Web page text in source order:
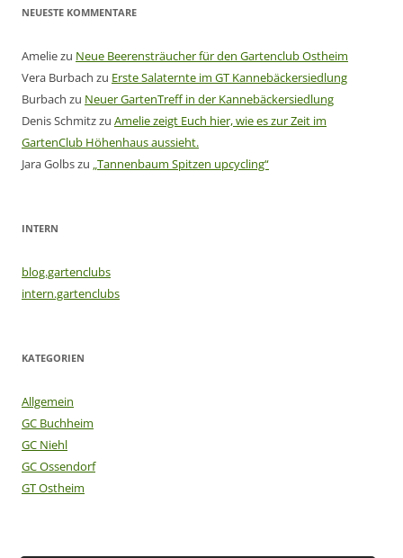
NEUESTE KOMMENTARE
Ameliezu Neue Beerensträucher für den Gartenclub Ostheim
Vera Burbach zu Erste Salaternte im GT Kannebäckersiedlung
Burbach zu Neuer GartenTreff in der Kannebäckersiedlung
Denis Schmitzzu Amelie zeigt Euch hier, wie es zur Zeit im
GartenClub Höhenhaus aussieht.
Jara Golbszu „Tannenbaum Spitzen upcycling“
INTERN
blog.gartenclubs
intern.gartenclubs
KATEGORIEN
Allgemein
GC Buchheim
GC Niehl
GC Ossendorf
GT Ostheim